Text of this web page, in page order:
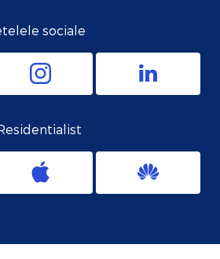
sociale